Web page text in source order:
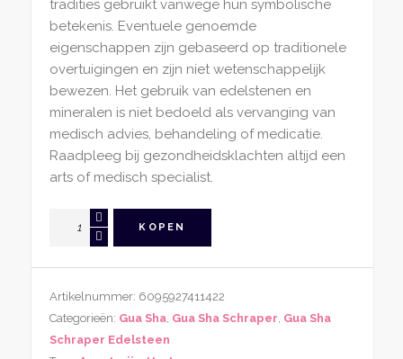
tradities gebruikt vanwege hun symbolische
betekenis. Eventuele genoemde
eigenschappen zijn gebaseerd op traditionele
overtuigingen en zijn niet wetenschappelijk
bewezen. Het gebruik van edelstenen en
mineralen is niet bedoeld als vervanging van
medisch advies, behandeling of medicatie.
Raadpleeg bij gezondheidsklachten altijd een
arts of medisch specialist.
Hart
Rond
aantal
KOPEN
Artikelnummer: 6095927411422
Categorieën: Gua Sha, Gua Sha Schraper Gua Sha
Schraper Edelsteen